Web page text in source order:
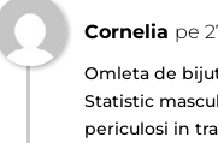
Cornelia pe
Omleta de
Statistic
periculosi in